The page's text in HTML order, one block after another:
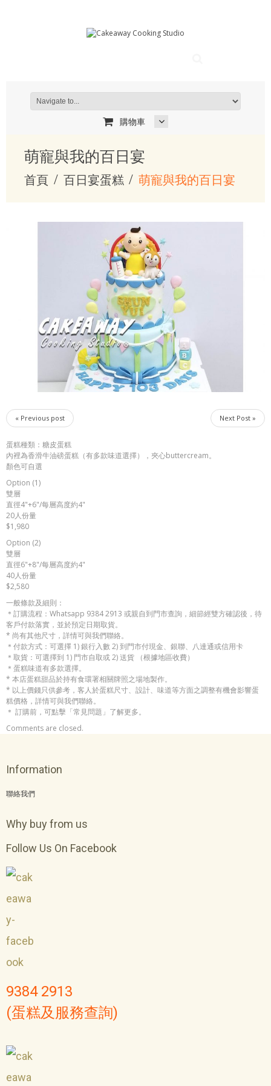
購物車
萌寵與我的百日宴
首頁 百日宴蛋糕 萌寵與我的百日宴
« Previous post Next Post »
蛋糕種類：糖皮蛋糕
內裡為香滑牛油磅蛋糕（有多款味道選擇），夾心buttercream。
顏色可自選
Option (1)
雙層
直徑4"+6"/每層高度約4"
20人份量
$1,980
Option (2)
雙層
直徑6"+8"/每層高度約4"
40人份量
$2,580
一般條款及細則：
＊訂購流程：Whatsapp 9384 2913 或親自到門市查詢，細節經雙方確認後，待
客戶付款落實，並於預定日期取貨。
* 尚有其他尺寸，詳情可與我們聯絡。
＊付款方式：可選擇 1) 銀行入數 2) 到門市付現金、銀聯、八達通或信用卡
＊取貨：可選擇到 1) 門市自取或 2) 送貨 （根據地區收費）
＊蛋糕味道有多款選擇。
* 本店蛋糕甜品於持有食環署相關牌照之場地製作。
* 以上價錢只供參考，客人於蛋糕尺寸、設計、味道等方面之調整有機會影響蛋
糕價格，詳情可與我們聯絡。
＊ 訂購前，可點擊「常見問題」了解更多。
Comments are closed.
Information
聯絡我們
Why buy from us
Follow Us On Facebook
9384 2913
(蛋糕及服務查詢)